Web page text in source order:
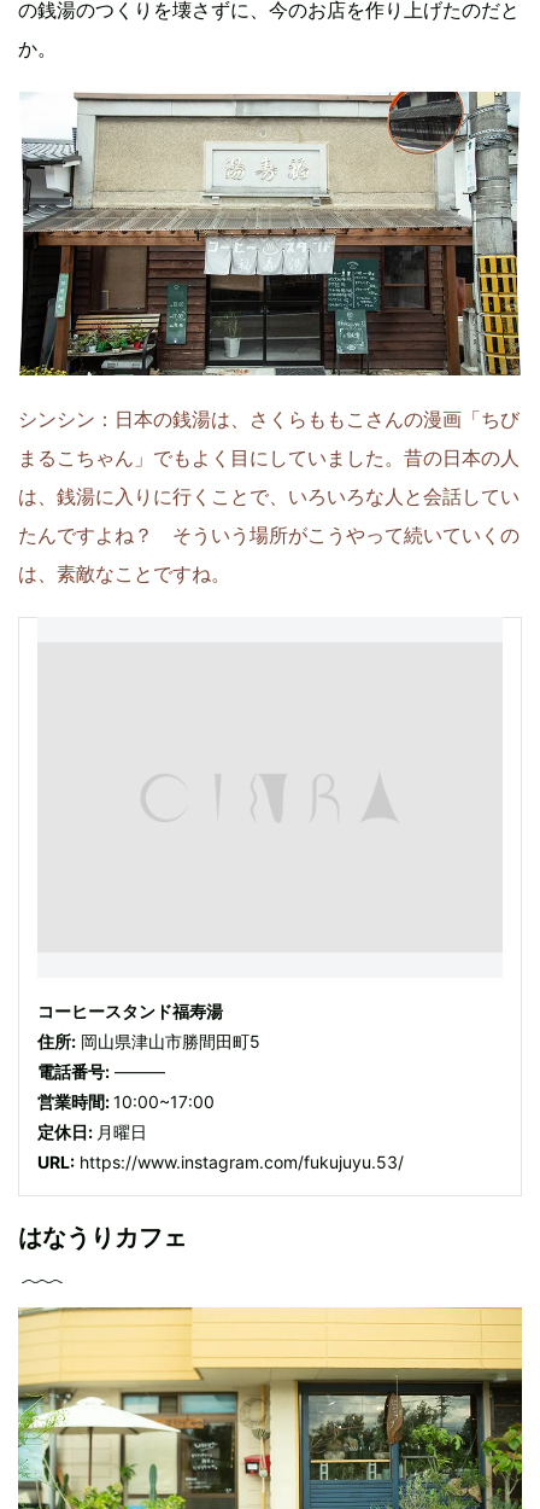
の銭湯のつくりを壊さずに、今のお店を作り上げたのだと
か。
シンシン：日本の銭湯は、さくらももこさんの漫画「ちび
まるこちゃん」でもよく目にしていました。昔の日本の人
は、銭湯に入りに行くことで、いろいろな人と会話してい
たんですよね？ そういう場所がこうやって続いていくの
は、素敵なことですね。
コーヒースタンド福寿湯
住所: 岡山県津山市勝間田町5
電話番号: ———
営業時間:10:00~17:00
定休日: 月曜日
URL: https://www.instagram.com/fukujuyu.53/
はなうりカフェ